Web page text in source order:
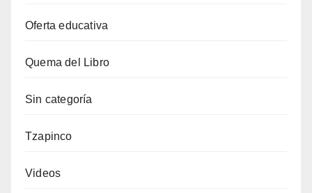
Oferta educativa
Quema del Libro
Sin categoría
Tzapinco
Videos